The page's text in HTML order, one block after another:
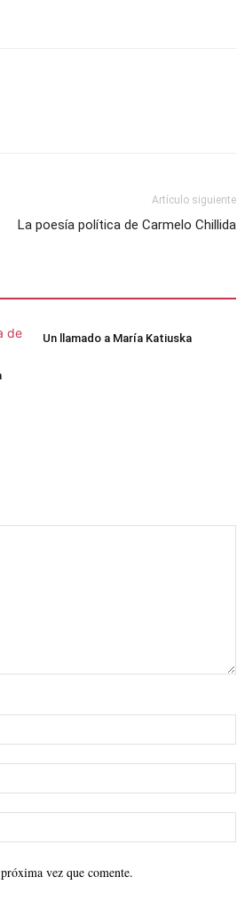
Artículo siguiente
La poesía política de Carmelo Chillida
Un llamado a María Katiuska
vez que comente.